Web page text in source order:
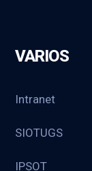
VARIOS
Intranet
SIOTUGS
IPSOT